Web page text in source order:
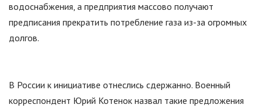
водоснабжения, а предприятия массово получают
предписания прекратить потребление газа из-за огромных
долгов.
В России к инициативе отнеслись сдержанно. Военный
корреспондент Юрий Котенок назвал такие предложения